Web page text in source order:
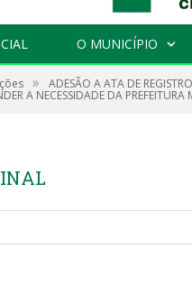
O MUNICÍPIO
» ADESÃO A ATA DE
A NECESSIDADE DA PREFEITURA